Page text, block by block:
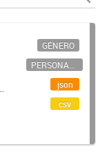
GÉNERO
PERSONAL CIENTÍFICO-TECNOLÓGICO
json
csv